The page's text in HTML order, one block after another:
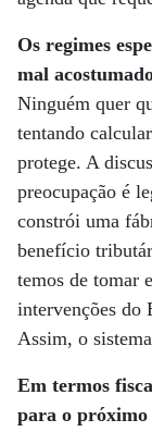
Os regimes
mal
Ninguém quer
tentando
protege. A
preocupação é
constrói uma
benefício
temos de to­­mar
intervenções do
Assim, o
Em termos
para o próximo